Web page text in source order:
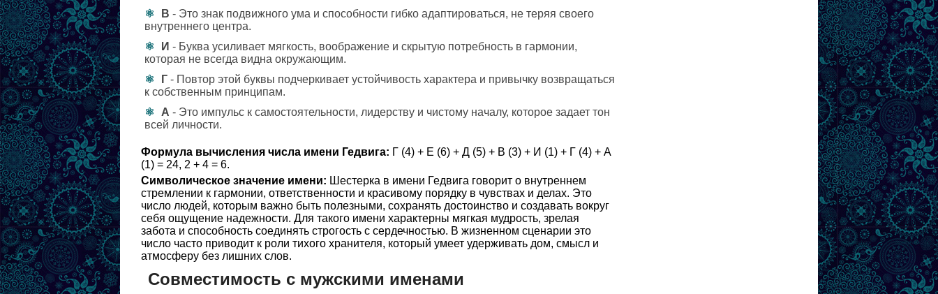
В - Это знак подвижного ума и способности гибко адаптироваться, не теряя своего
внутреннего центра.
И - Буква усиливает мягкость, воображение и скрытую потребность в гармонии,
которая не всегда видна окружающим.
Г - Повтор этой буквы подчеркивает устойчивость характера и привычку возвращаться
к собственным принципам.
А - Это импульс к самостоятельности, лидерству и чистому началу, которое задает тон
всей личности.
Формула вычисления числа имени Гедвига: Г (4) + Е (6) + Д (5) + В (3) + И (1) + Г (4) + А
(1) = 24, 2 + 4 = 6.
Символическое значение имени: Шестерка в имени Гедвига говорит о внутреннем
стремлении к гармонии, ответственности и красивому порядку в чувствах и делах. Это
число людей, которым важно быть полезными, сохранять достоинство и создавать вокруг
себя ощущение надежности. Для такого имени характерны мягкая мудрость, зрелая
забота и способность соединять строгость с сердечностью. В жизненном сценарии это
число часто приводит к роли тихого хранителя, который умеет удерживать дом, смысл и
атмосферу без лишних слов.
Совместимость с мужскими именами